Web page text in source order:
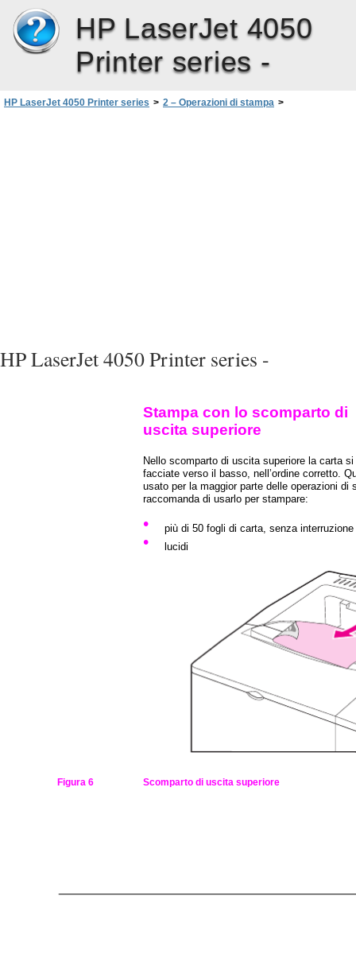
HP LaserJet 4050
Printer series -
HP LaserJet 4050 Printer series > 2 – Operazioni di stampa >
HP LaserJet 4050 Printer series -
Stampa con lo scomparto di
uscita superiore
Nello scomparto di uscita superiore la carta
facciate verso il basso, nell’ordine corretto.
usato per la maggior parte delle operazioni di
raccomanda di usarlo per stampare:
• più di 50 fogli di carta, senza interruzione
• lucidi
Figura 6 Scomparto di uscita superiore